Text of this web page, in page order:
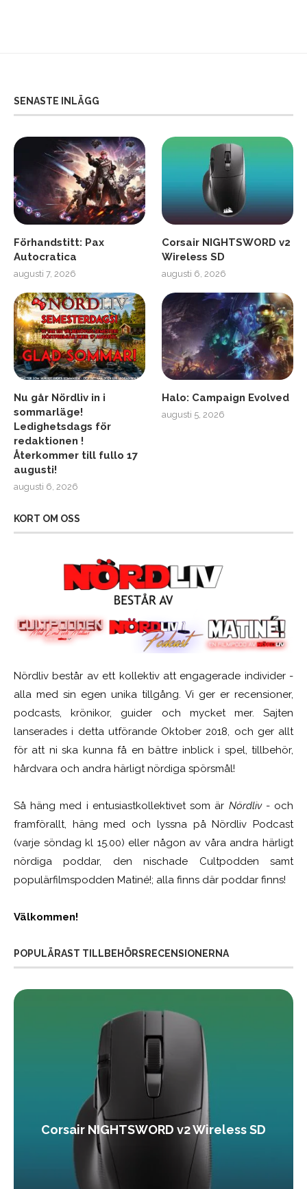
SENASTE INLÄGG
Förhandstitt: Pax
Autocratica
augusti 7, 2026
Corsair NIGHTSWORD v2
Wireless SD
augusti 6, 2026
Nu går Nördliv in i
sommarläge!
Ledighetsdags för
redaktionen !
Återkommer till fullo 17
augusti!
augusti 6, 2026
Halo: Campaign Evolved
augusti 5, 2026
KORT OM OSS
Nördliv består av ett kollektiv att engagerade individer -
alla med sin egen unika tillgång. Vi ger er recensioner,
podcasts, krönikor, guider och mycket mer. Sajten
lanserades i detta utförande Oktober 2018, och ger allt
för att ni ska kunna få en bättre inblick i spel, tillbehör,
hårdvara och andra härligt nördiga spörsmål!
Så häng med i entusiastkollektivet som är Nördliv- och
framförallt, häng med och lyssna på Nördliv Podcast
(varje söndag kl 15.00) eller någon av våra andra härligt
nördiga poddar, den nischade Cultpodden samt
populärfilmspodden Matiné!; alla finns där poddar finns!
Välkommen!
POPULÄRAST TILLBEHÖRSRECENSIONERNA
Corsair NIGHTSWORD v2 Wireless SD